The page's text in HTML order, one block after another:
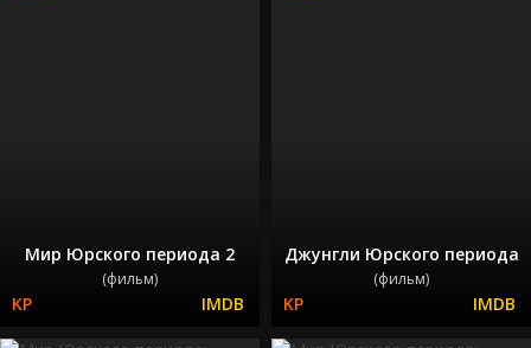
Мир Юрского периода 2
(фильм)
Джунгли Юрского периода
(фильм)